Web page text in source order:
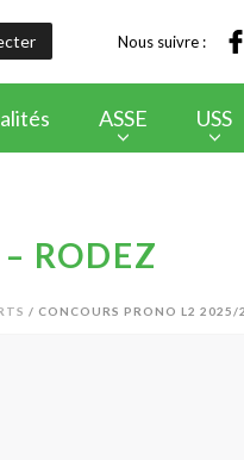
Nous suivre :
ASSE USS
RODEZ
/ CONCOURS PRONO L2 2025/